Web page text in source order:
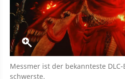
Messmer ist der bekannteste
schwerste.